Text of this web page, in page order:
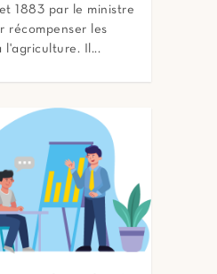
1883 par le ministre
récompenser les
l'agriculture. Il...